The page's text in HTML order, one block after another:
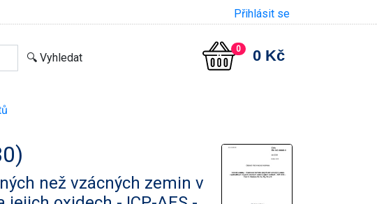
Přihlásit se
0 0 Kč
než vzácných zemin v